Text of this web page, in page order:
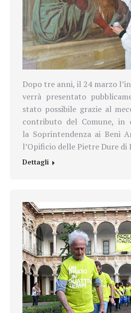
Dopo tre anni, il 24 marzo
verrà presentato
stato possibile grazie al
contributo del Comune, in
la Soprintendenza ai Beni
l’Opificio delle Pietre Dure di
Dettagli